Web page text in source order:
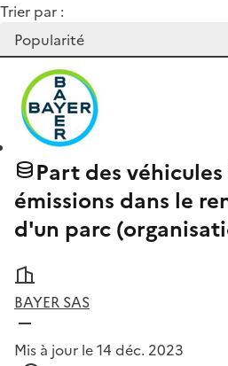
Trier par :
Part des
émissions dans le
d'un parc
BAYER SAS
Mis à jour le 14 déc. 2023